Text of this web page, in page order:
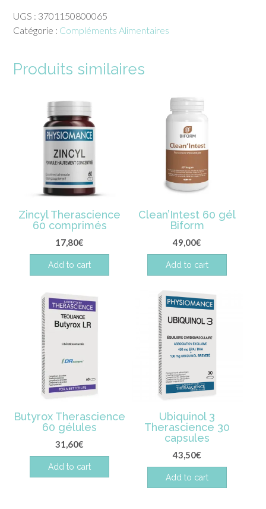
inolab
20
UGS : 3701150800065
Catégorie : Compléments Alimentaires
Produits similaires
Zincyl Therascience
60 comprimés
17,80€
Add to cart
Clean’Intest 60 gél
Biform
49,00€
Add to cart
Butyrox Therascience
60 gélules
31,60€
Add to cart
Ubiquinol 3
Therascience 30
capsules
43,50€
Add to cart